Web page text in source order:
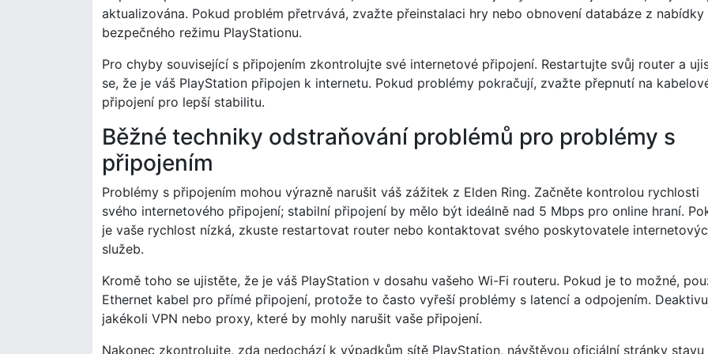
aktualizována. Pokud problém přetrvává, zvažte přeinstalaci hry nebo obnovení databáze z nabídky
bezpečného režimu PlayStationu.
Pro chyby související s připojením zkontrolujte své internetové připojení. Restartujte svůj router a
se, že je váš PlayStation připojen k internetu. Pokud problémy pokračují, zvažte přepnutí na
připojení pro lepší stabilitu.
Běžné techniky odstraňování problémů pro problémy s
připojením
Problémy s připojením mohou výrazně narušit váš zážitek z Elden Ring. Začněte kontrolou rychlosti
svého internetového připojení; stabilní připojení by mělo být ideálně nad 5 Mbps pro online hraní.
je vaše rychlost nízká, zkuste restartovat router nebo kontaktovat svého poskytovatele
služeb.
Kromě toho se ujistěte, že je váš PlayStation v dosahu vašeho Wi-Fi routeru. Pokud je to možné,
Ethernet kabel pro přímé připojení, protože to často vyřeší problémy s latencí a odpojením.
jakékoli VPN nebo proxy, které by mohly narušit vaše připojení.
Nakonec zkontrolujte, zda nedochází k výpadkům sítě PlayStation, návštěvou oficiální stránky stavu